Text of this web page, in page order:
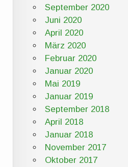
September 2020
Juni 2020
April 2020
März 2020
Februar 2020
Januar 2020
Mai 2019
Januar 2019
September 2018
April 2018
Januar 2018
November 2017
Oktober 2017